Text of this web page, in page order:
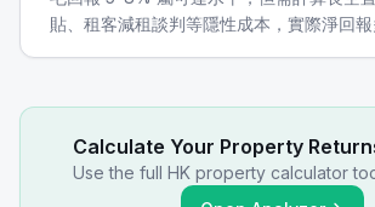
貼、租客減租談判等隱性成本，實際淨回報
Calculate Your Property
Use the full HK property calculator